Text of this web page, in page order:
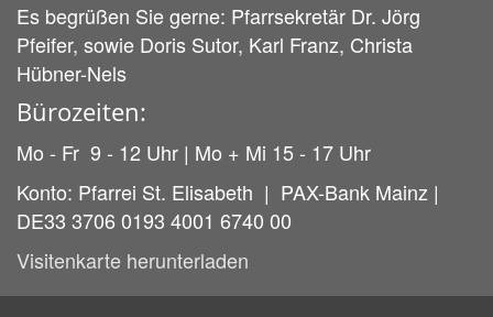
Es begrüßen Sie gerne: Pfarrsekretär Dr. Jörg
Pfeifer, sowie Doris Sutor, Karl Franz, Christa
Hübner-Nels
Bürozeiten:
Mo - Fr 9 - 12 Uhr | Mo + Mi 15 - 17 Uhr
Konto: Pfarrei St. Elisabeth | PAX-Bank Mainz |
DE33 3706 0193 4001 6740 00
Visitenkarte herunterladen